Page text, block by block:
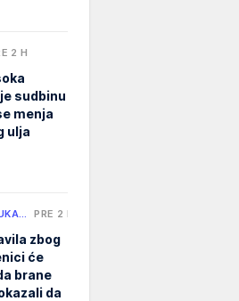
2 H
sudbinu
menja
ulja
PRE 2 H
zbog
će
brane
da